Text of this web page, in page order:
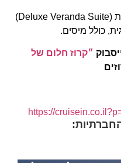
המחיר לאירוח בסוויטה עם מרפסת (Deluxe Veranda Suite)
״קרוז חלום של
https://